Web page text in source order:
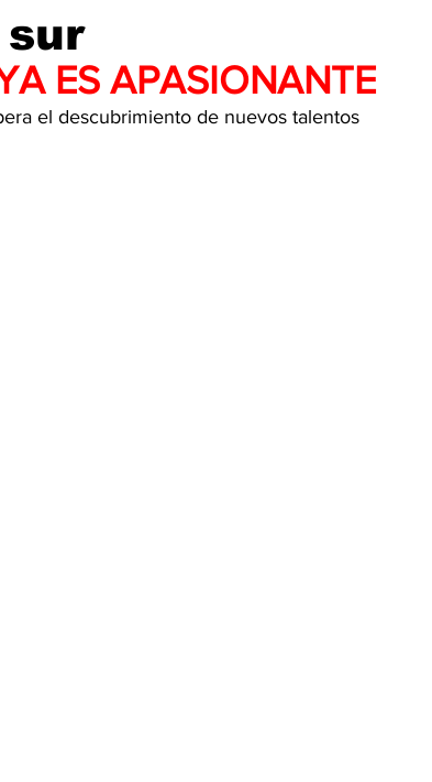
ES APASIONANTE
el descubrimiento de nuevos talentos